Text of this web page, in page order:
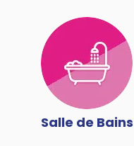
Salle de Bains